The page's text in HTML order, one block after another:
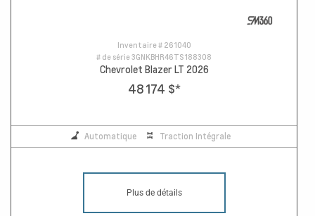
Inventaire # 261040
# de série3GNKBHR46TS188308
Chevrolet Blazer LT 2026
48 174 $*
Automatique Traction Intégrale
Plus de détails